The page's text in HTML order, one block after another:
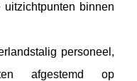
binnen
personeel,
afgestemd op